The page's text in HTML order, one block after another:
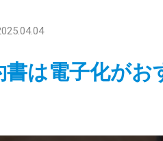
書は電子化が